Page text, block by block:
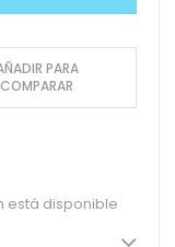
PARA
COMPARAR
está disponible